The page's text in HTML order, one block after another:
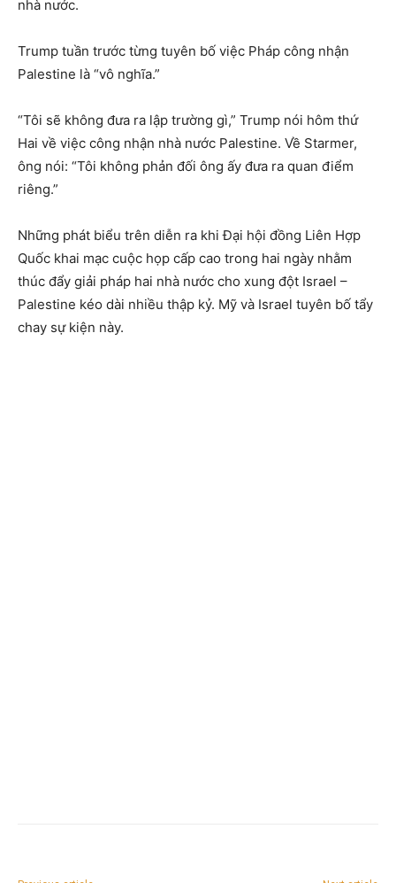
nhà nước.
Trump tuần trước từng tuyên bố việc Pháp công nhận
Palestine là “vô nghĩa.”
“Tôi sẽ không đưa ra lập trường gì,” Trump nói hôm thứ
Hai về việc công nhận nhà nước Palestine. Về Starmer,
ông nói: “Tôi không phản đối ông ấy đưa ra quan điểm
riêng.”
Những phát biểu trên diễn ra khi Đại hội đồng Liên Hợp
Quốc khai mạc cuộc họp cấp cao trong hai ngày nhằm
thúc đẩy giải pháp hai nhà nước cho xung đột Israel –
Palestine kéo dài nhiều thập kỷ. Mỹ và Israel tuyên bố tẩy
chay sự kiện này.